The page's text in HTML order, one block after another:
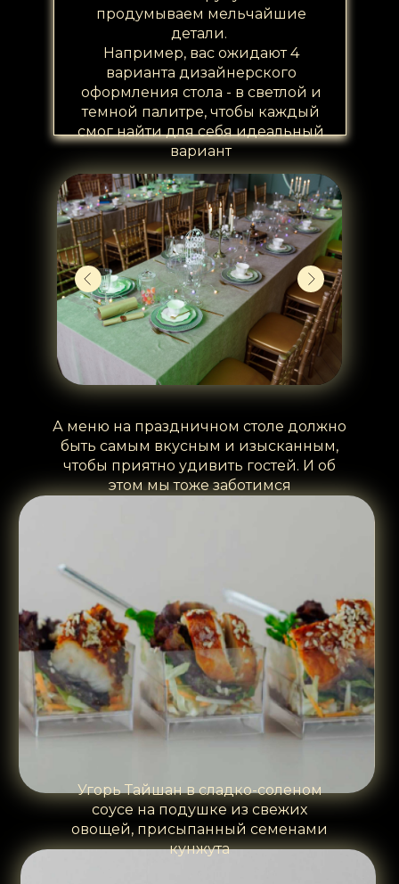
Угорь Тайшан в сладко-соленом
соусе на подушке из свежих
овощей, присыпанный семенами
кунжута
А меню на праздничном столе должно
быть самым вкусным и изысканным,
чтобы приятно удивить гостей. И об
этом мы тоже заботимся
продумываем мельчайшие
детали.
Например, вас ожидают 4
варианта дизайнерского
оформления стола - в светлой и
темной палитре, чтобы каждый
смог найти для себя идеальный
вариант